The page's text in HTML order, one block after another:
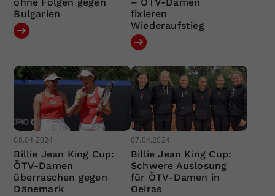
Bulgarien
fixieren
Wiederaufstieg
08.04.2024
Billie Jean King Cup:
ÖTV-Damen
überraschen gegen
Dänemark
07.04.2024
Billie Jean King Cup:
Schwere Auslosung
für ÖTV-Damen in
Oeiras